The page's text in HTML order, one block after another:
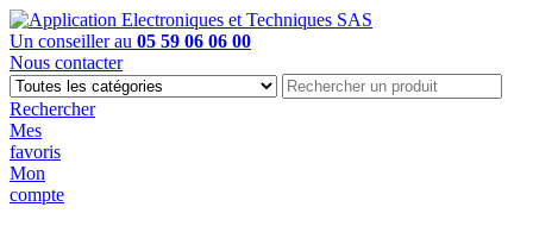
Un conseiller au 05 59 06 06 00
Nous contacter
Rechercher
Mes
favoris
Mon
compte